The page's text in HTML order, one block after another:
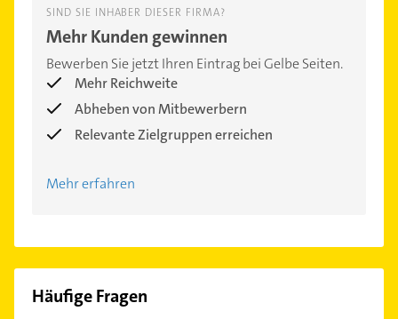
SIND SIE INHABER DIESER FIRMA?
Mehr Kunden gewinnen
Bewerben Sie jetzt Ihren Eintrag bei Gelbe Seiten.
Mehr Reichweite
Abheben von Mitbewerbern
Relevante Zielgruppen erreichen
Mehr erfahren
Häufige Fragen